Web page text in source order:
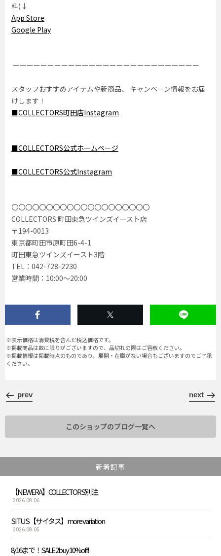
料)↓
App Store
Google Play
ーーーーーーーーーーーーーーーーーーーーーーーーーーー
スタッフおすすめアイテムや新商品、 キャンペーン情報をお届
けします！
■COLLECTORS町田店Instagram
■COLLECTORS公式ホームページ
■COLLECTORS公式Instagram
〇〇〇〇〇〇〇〇〇〇〇〇〇〇〇〇〇〇〇〇
COLLECTORS 町田東急ツインズイースト店
〒194-0013
東京都町田市原町田6-4-1
町田東急ツインズイースト3階
TEL：042-728-2230
営業時間：10:00〜20:00
※表示価格は消費税を含んだ税込価格です。
※掲載商品は数に限りがございますので、品切れの際はご容赦ください。
※掲載情報は掲載時点のものであり、展開・在庫がない場合もございますのでご了承
ください。
prev next
このショップのブログ一覧へ
新着記事
【NEWERA】COLLECTORS別注
2026.08.06
SITUS【サイタス】more variation
2026.08.05
8/16まで！SALE 2buy 10%off!